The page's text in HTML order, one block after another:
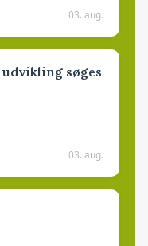
03. aug.
søges
03. aug.